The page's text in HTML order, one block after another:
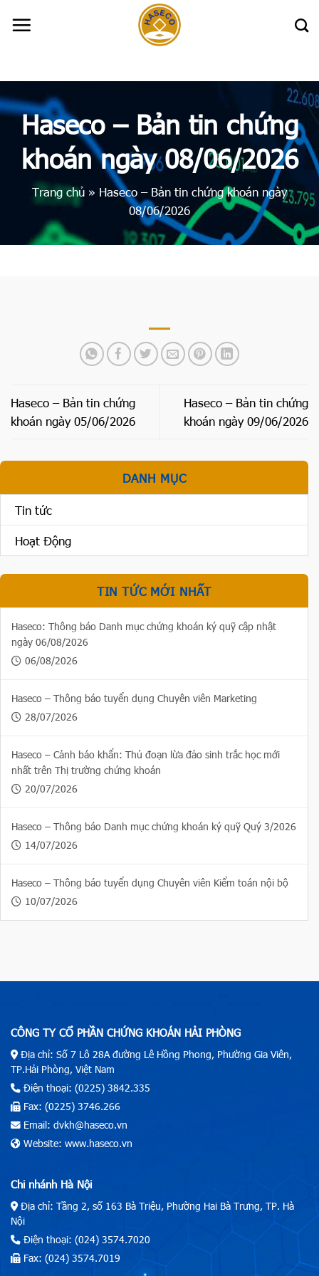
Haseco – Bản tin chứng
khoán ngày 08/06/2026
Trang chủ » Haseco – Bản tin chứng khoán ngày
08/06/2026
Haseco – Bản tin chứng
khoán ngày 05/06/2026
Haseco – Bản tin chứng
khoán ngày 09/06/2026
DANH MỤC
Tin tức
Hoạt Động
TIN TỨC MỚI NHẤT
Haseco: Thông báo Danh mục chứng khoán ký quỹ cập nhật
ngày 06/08/2026
06/08/2026
Haseco – Thông báo tuyển dụng Chuyên viên Marketing
28/07/2026
Haseco – Cảnh báo khẩn: Thủ đoạn lừa đảo sinh trắc học mới
nhất trên Thị trường chứng khoán
20/07/2026
Haseco – Thông báo Danh mục chứng khoán ký quỹ Quý 3/2026
14/07/2026
Haseco – Thông báo tuyển dụng Chuyên viên Kiểm toán nội bộ
10/07/2026
CÔNG TY CỔ PHẦN CHỨNG KHOÁN HẢI PHÒNG
Địa chỉ: Số 7 Lô 28A đường Lê Hồng Phong, Phường Gia Viên,
TP.Hải Phòng, Việt Nam
Điện thoại: (0225) 3842.335
Fax: (0225) 3746.266
Email: dvkh@haseco.vn
Website: www.haseco.vn
Chi nhánh Hà Nội
Địa chỉ: Tầng 2, số 163 Bà Triệu, Phường Hai Bà Trưng, TP. Hà
Nội
Điện thoại: (024) 3574.7020
Fax: (024) 3574.7019